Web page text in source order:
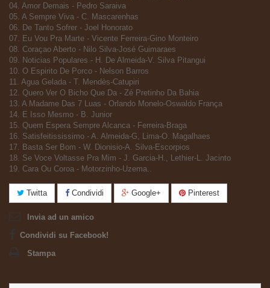
04. Amor Demais - Pedro Saraiva
05. A Sempre Viva - C. Mascarenhas
06. De Tanto Sofrer - Joel Honorato
07. Eu Vou Pra Marte - Vicente Ferreira-Gino Monteiro
08. Coraçao Aberto - Nilo Silva-José Guimaraes
09. Noticias Populares - H. De Almeida-V. Silva Pitangui
10. O Espirito De Porco - Nelson Barros
11. Agua Gelada - T. Mendès-Catupiri
12. Quero Ver O Bicho Que Da - Zé Pretinho Da Bahia
13. A Madame Das 7 Luas - Orlando Monelo-Oswaldo França
14. E Isso Mesmo - B. Junior
15. Quem Espera Sempre Alcanca - Ferreira-Braga
16. Satisfeitississimo - A. Almeida-G, Lima-O. Magalhaes
17. Basta Ser Bom - W. Dionisio-A. Silva-Escorpios
18. Se Voce Voltasse Pra Mim - J. Garcia-H., Lethier-L. Jacinto
19. Cara Ou Coroa - Motorzinho-Uzema..
Twitta Condividi Google+ Pinterest
Invia ad un amico
Condividi su Facebook!
Stampa